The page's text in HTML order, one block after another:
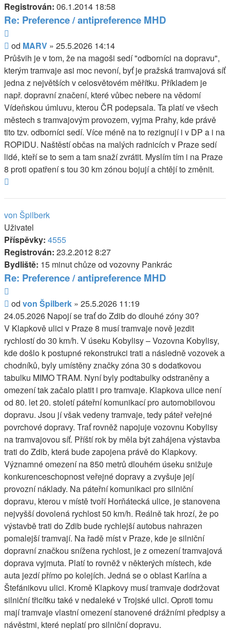
Registrován: 06.1.2014 18:58
Re: Preference / antipreference MHD
Příspěvek
od MARV » 25.5.2026 14:14
Průšvih je v tom, že na magoši sedí "odborníci na dopravu",
kterým tramvaje asi moc nevoní, byť je pražská tramvajová síť
jedna z největších v celosvětovém měřítku. Příkladem je
např. dopravní značení, které vůbec nebere na vědomí
Vídeňskou úmluvu, kterou ČR podepsala. Ta platí ve všech
městech s tramvajovým provozem, vyjma Prahy, kde právě
tito tzv. odborníci sedí. Více méně na to rezignují i v DP a i na
ROPIDU. Naštěstí občas na malých radnicích v Praze sedí
lidé, kteří se to sem a tam snaží zvrátit. Myslím tím i na Praze
8 proti opatření s tou 30 km zónou bojují a chtějí to změnit.
von Špilberk
Uživatel
Příspěvky: 4555
Registrován: 23.2.2012 8:27
Bydliště: 15 minut chůze od vozovny Pankrác
Re: Preference / antipreference MHD
Příspěvek
od von Špilberk » 25.5.2026 11:19
24.05.2026 Napojí se trať do Zdib do dlouhé zóny 30?
V Klapkově ulici v Praze 8 musí tramvaje nově jezdit
rychlostí do 30 km/h. V úseku Kobylisy – Vozovna Kobylisy,
kde došlo k postupné rekonstrukci trati a následně vozovek a
chodníků, byly umístěny značky zóna 30 s dodatkovou
tabulku MIMO TRAM. Nyní byly podtabulky odstraněny a
omezení tak začalo platit i pro tramvaje. Klapkova ulice není
od 80. let 20. století páteřní komunikací pro automobilovou
dopravu. Jsou jí však vedeny tramvaje, tedy páteř veřejné
povrchové dopravy. Trať rovněž napojuje vozovnu Kobylisy
na tramvajovou síť. Příští rok by měla být zahájena výstavba
trati do Zdib, která bude zapojena právě do Klapkovy.
Významné omezení na 850 metrů dlouhém úseku snižuje
konkurenceschopnost veřejné dopravy a zvyšuje její
provozní náklady. Na páteřní komunikaci pro silniční
dopravu, kterou v místě tvoří Horňátecká ulice, je stanovena
nejvyšší dovolená rychlost 50 km/h. Reálně tak hrozí, že po
výstavbě trati do Zdib bude rychlejší autobus nahrazen
pomalejší tramvají. Na řadě míst v Praze, kde je silniční
dopravní značkou snížena rychlost, je z omezení tramvajová
doprava vyjmuta. Platí to rovněž v některých místech, kde
auta jezdí přímo po kolejích. Jedná se o oblast Karlína a
Štefánikovu ulici. Kromě Klapkovy musí tramvaje dodržovat
silniční třicítku také v nedaleké v Trojské ulici. Oproti tomu
mají tramvaje vlastní omezení stanovené drážními předpisy a
návěstmi, které neplatí pro silniční dopravu.